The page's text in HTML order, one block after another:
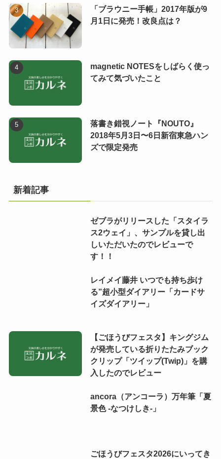
「ブラウニー手帳」2017年版が9
月1日に発売！改良点は？
magnetic NOTESをしばらく使っ
てみて気づいたこと
落書き錯視ノート『NOUTO』
2018年5月3日〜6日新宿東急ハン
ズで限定発売
新着記事
ゼブラがリリースした「スタイラ
ス2ウェイ」、サンプルを貸し出
しいただいたのでレビューで
す！！
レイメイ藤井 いつでも持ち歩け
る”超小型ダイアリー「カードサ
イズダイアリー」
【ごほうびフェスタ】キングジム
が発売している折りたたみブック
クリップ「ツイップ(Twip)」を購
入したのでレビュー
ancora（アンコーラ）万年筆「夏
景色 -なつけしき-」
ごほうびフェスタ2026にいってき